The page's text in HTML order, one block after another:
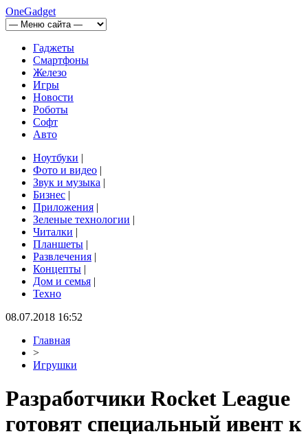
OneGadget
Гаджеты
Смартфоны
Железо
Игры
Новости
Роботы
Софт
Авто
Ноутбуки |
Фото и видео |
Звук и музыка |
Бизнес |
Приложения |
Зеленые технологии |
Читалки |
Планшеты |
Развлечения |
Концепты |
Дом и семья |
Техно
08.07.2018 16:52
Главная
>
Игрушки
Разработчики Rocket League
готовят специальный ивент к